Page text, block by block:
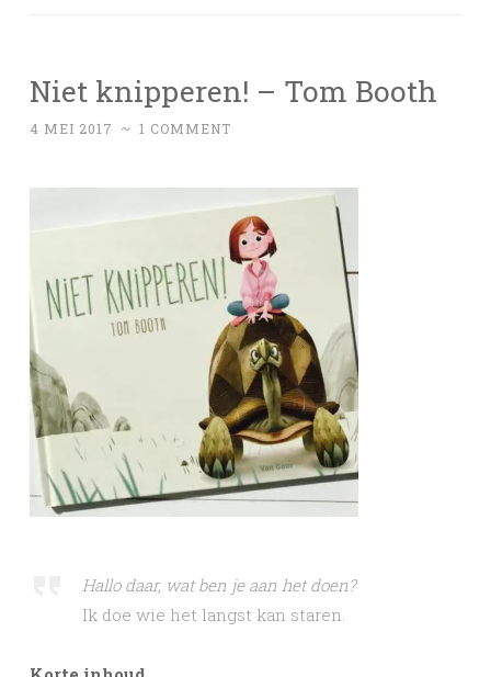
Niet knipperen! – Tom Booth
4 MEI 2017 ~ 1 COMMENT
Hallo daar, wat ben je aan het doen?
Ik doe wie het langst kan staren.